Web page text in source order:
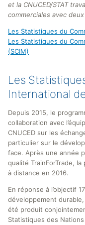
et la CNUCED/STAT
commerciales avec
Les Statistiques du
Les Statistiques du
(SCIM)
Les
International
Depuis 2015, le
collaboration avec
CNUCED sur les
particulier sur le
face. Après une année
qualité TrainForTrade,
à distance en 2016.
En réponse à l’objectif
développement
été produit
Statistiques des